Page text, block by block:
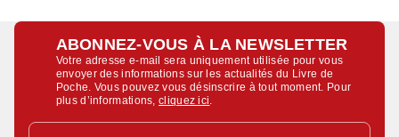
ABONNEZ-VOUS À LA NEWSLETTER
Votre adresse e-mail sera uniquement utilisée pour vous
envoyer des informations sur les actualités du Livre de
Poche. Vous pouvez vous désinscrire à tout moment. Pour
plus d’informations,cliquez ici